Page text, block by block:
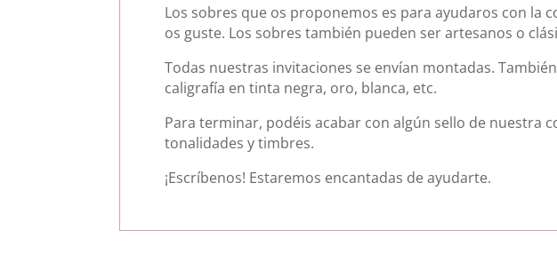
Los sobres que os proponemos es para ayudaros con la
os guste. Los sobres también pueden ser artesanos o
Todas nuestras invitaciones se envían montadas.
caligrafía en tinta negra, oro, blanca, etc.
Para terminar, podéis acabar con algún sello de nuestra
tonalidades y timbres.
¡Escríbenos! Estaremos encantadas de ayudarte.